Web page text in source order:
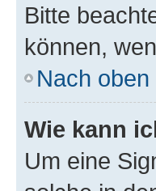
Bitte
können,
Nach oben
Wie kann
Um eine